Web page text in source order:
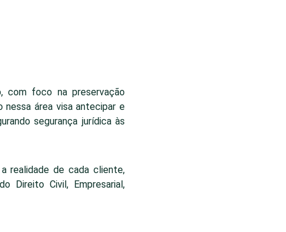
com foco na preservação
nessa área visa antecipar e
segurança jurídica às
realidade de cada cliente,
Direito Civil, Empresarial,